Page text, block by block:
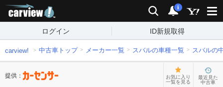
検索 通知
i
ログイン ID新規取得
carview! 中古車トップ メーカー一覧 スバルの車種一覧 スバルの
提供：
お気に入り
一覧を見る
最近見た
中古車